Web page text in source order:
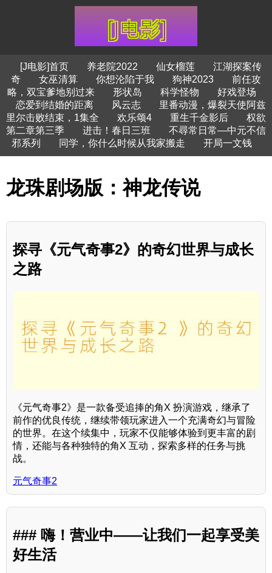
[J电影]首页 养老院2022 仙女榴莲
江湖探案传
奇
女巫清算 你想沦陷于我 狗神2023
前任攻
略，双宝爹地别过来
形状岛 科学怪物
好戏登场
恋爱到结婚的距离
风云志
里番动漫，爆裂天使阿兹
里尔击败结束，1集全
欢乐颂4 重生千金影后
权欲
第二章第三季
进击！春日三班
不尋常日常—中元不信
邪系列
同学，你什么时候从我家搬走 开局一文钱
龙珠剧场版：神龙传说
探寻《元气奇事2》的奇幻世界与成长
之路
《元气奇事2》是一款备受追捧的角X 扮演游戏，继承了
前作的优良传统，继续带领玩家进入一个充满奇幻与冒险
的世界。在这个续集中，玩家不仅能够体验到更丰富的剧
情，还能与各种独特的角X 互动，探索多样的任务与挑
战。
元气奇事2
### 嗨！营业中——让我们一起享受美
好生活